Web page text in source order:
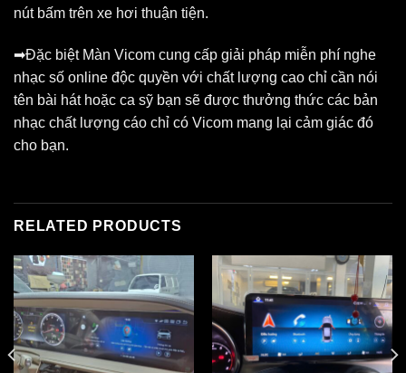
nút bấm trên xe hơi thuận tiện.
➡Đặc biệt Màn Vicom cung cấp giải pháp miễn phí nghe
nhạc số online độc quyền với chất lượng cao chỉ cần nói
tên bài hát hoặc ca sỹ bạn sẽ được thưởng thức các bản
nhạc chất lượng cáo chỉ có Vicom mang lại cảm giác đó
cho bạn.
RELATED PRODUCTS